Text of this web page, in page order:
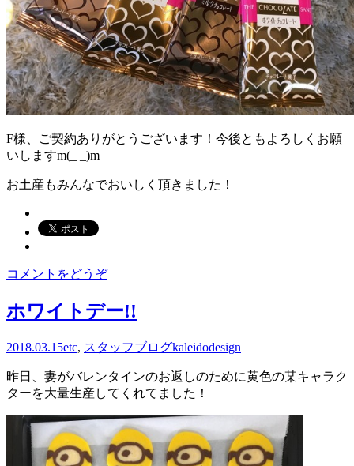
F様、ご契約ありがとうございます！今後ともよろしくお願
いしますm(_ _)m
お土産もみんなでおいしく頂きました！
コメントをどうぞ
ホワイトデー!!
2018.03.15etc, スタッフブログkaleidodesign
昨日、妻がバレンタインのお返しのために黄色の某キャラク
ターを大量生産してくれてました！